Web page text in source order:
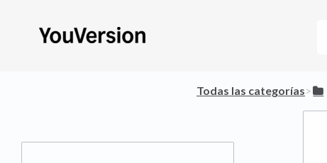
Todas las categorías​>​